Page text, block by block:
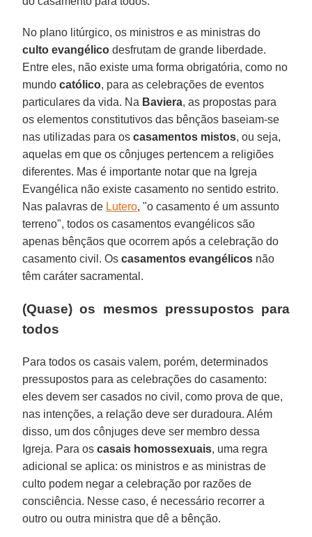
No plano litúrgico, os ministros e as ministras do
culto evangélico desfrutam de grande liberdade.
Entre eles, não existe uma forma obrigatória, como no
mundocatólico, para as celebrações de eventos
particulares da vida. Na Baviera, as propostas para
os elementos constitutivos das bênçãos baseiam-se
nas utilizadas para oscasamentos mistos, ou seja,
aquelas em que os cônjuges pertencem a religiões
diferentes. Mas é importante notar que na Igreja
Evangélica não existe casamento no sentido estrito.
Nas palavras de Lutero, "o casamento é um assunto
terreno", todos os casamentos evangélicos são
apenas bênçãos que ocorrem após a celebração do
casamento civil. Oscasamentos evangélicos não
têm caráter sacramental.
(Quase) os mesmos pressupostos para
todos
Para todos os casais valem, porém, determinados
pressupostos para as celebrações do casamento:
eles devem ser casados no civil, como prova de que,
nas intenções, a relação deve ser duradoura. Além
disso, um dos cônjuges deve ser membro dessa
Igreja. Para oscasais homossexuais, uma regra
adicional se aplica: os ministros e as ministras de
culto podem negar a celebração por razões de
consciência. Nesse caso, é necessário recorrer a
outro ou outra ministra que dê a bênção.